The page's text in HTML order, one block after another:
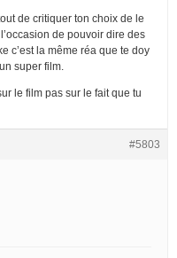
de critiquer ton choix de le
de pouvoir dire des
c’est la même réa que te doy
super film.
le film pas sur le fait que tu
#5803